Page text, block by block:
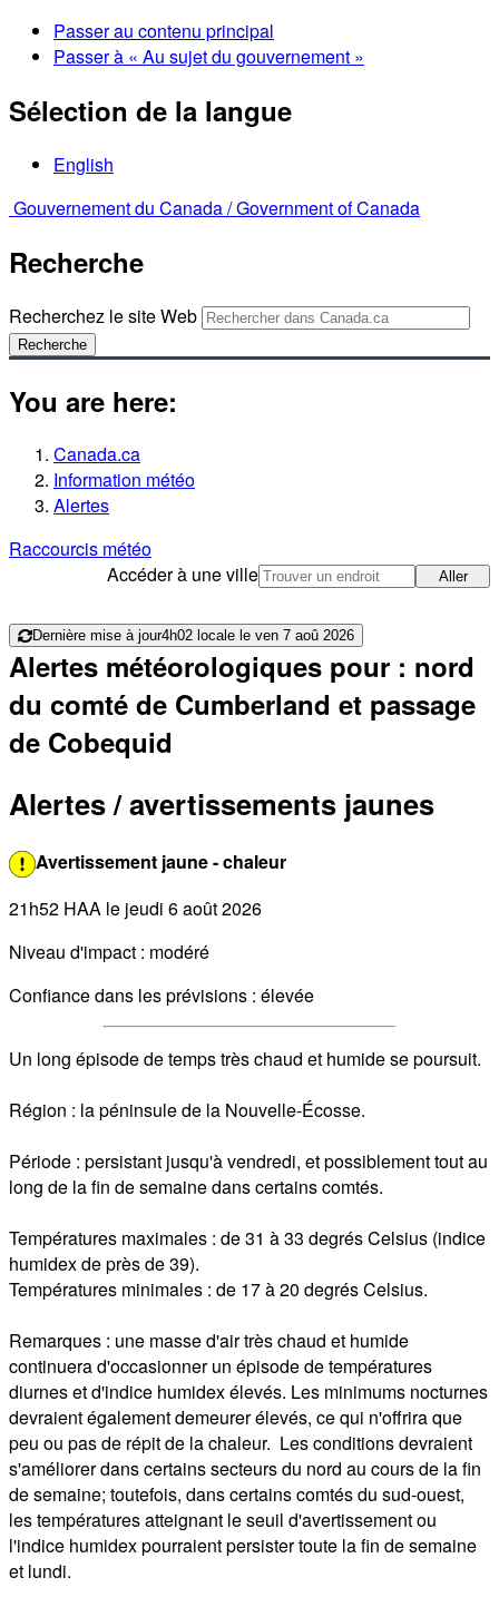
Passer au contenu principal
Passer à « Au sujet du gouvernement »
Sélection de la langue
English
Gouvernement du Canada /Government of Canada
Recherche
Recherchez le site Web
Recherche
You are here:
Canada.ca
Information météo
Alertes
Raccourcis météo
Accéder à une ville
Aller
Dernière mise à jour4h02 locale le ven 7 aoû 2026
Alertes météorologiques pour : nord
du comté de Cumberland et passage
de Cobequid
Alertes / avertissements jaunes
Avertissement jaune - chaleur
21h52 HAA le jeudi 6 août 2026
Niveau d'impact : modéré
Confiance dans les prévisions : élevée
Un long épisode de temps très chaud et humide se poursuit.
Région : la péninsule de la Nouvelle-Écosse.
Période : persistant jusqu'à vendredi, et possiblement tout au
long de la fin de semaine dans certains comtés.
Températures maximales : de 31 à 33 degrés Celsius (indice
humidex de près de 39).
Températures minimales : de 17 à 20 degrés Celsius.
Remarques : une masse d'air très chaud et humide
continuera d'occasionner un épisode de températures
diurnes et d'indice humidex élevés. Les minimums nocturnes
devraient également demeurer élevés, ce qui n'offrira que
peu ou pas de répit de la chaleur.  Les conditions devraient
s'améliorer dans certains secteurs du nord au cours de la fin
de semaine; toutefois, dans certains comtés du sud-ouest,
les températures atteignant le seuil d'avertissement ou
l'indice humidex pourraient persister toute la fin de semaine
et lundi.